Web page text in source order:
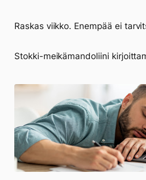
Raskas viikko. Enempää ei
Stokki-meikämandoliini